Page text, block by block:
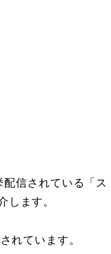
信されている「ス
します。
れています。